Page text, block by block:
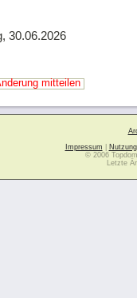
30.06.2026
mitteilen
Impressum
© 2006
Letzte